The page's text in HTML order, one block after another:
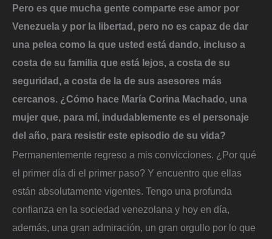
Pero es que mucha gente comparte ese amor por
Venezuela y por la libertad, pero no es capaz de dar
una pelea como la que usted está dando, incluso a
costa de su familia que está lejos, a costa de su
seguridad, a costa de la de sus asesores más
cercanos. ¿Cómo hace María Corina Machado, una
mujer que, para mí, indudablemente es el personaje
del año, para resistir este episodio de su vida?
Permanentemente regreso a mis convicciones. ¿Por qué
el primer día di el primer paso? Y encuentro que ellas
están absolutamente vigentes. Tengo una profunda
confianza en la sociedad venezolana y hoy en día,
además, una gran admiración, un gran orgullo por lo que